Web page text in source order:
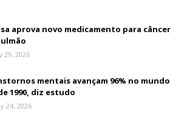
aprova novo medicamento para câncer
29, 2026
mentais avançam 96% no mundo
1990, diz estudo
24, 2026